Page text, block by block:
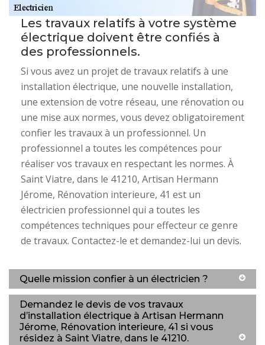
Les travaux relatifs à votre système
électrique doivent être confiés à
des professionnels.
Si vous avez un projet de travaux relatifs à une
installation électrique, une nouvelle installation,
une extension de votre réseau, une rénovation ou
une mise aux normes, vous devez obligatoirement
confier les travaux à un professionnel. Un
professionnel a toutes les compétences pour
réaliser vos travaux en respectant les normes. À
Saint Viatre, dans le 41210, Artisan Hermann
Jérome, Rénovation interieure, 41 est un
électricien professionnel qui a toutes les
compétences techniques pour effecteur ce genre
de travaux. Contactez-le et demandez-lui un devis.
Quelle mission confier à un électricien ?
Demandez le devis de vos travaux
d’installation électrique à Artisan Hermann
Jérome, Rénovation interieure, 41 si vous
résidez à Saint Viatre, dans le 41210.